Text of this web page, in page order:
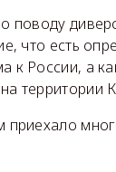
поводу
что есть
к России, а
территории